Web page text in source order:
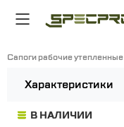
Сапоги рабочие утепленные
Характеристики
В НАЛИЧИИ